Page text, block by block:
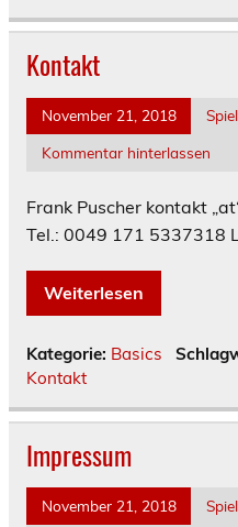
Kontakt
November 21, 2018
Kommentar hinterlassen
Frank Puscher kontakt
Tel.: 0049 171 5337318
Weiterlesen
Kategorie: Basics
Kontakt
Impressum
November 21, 2018